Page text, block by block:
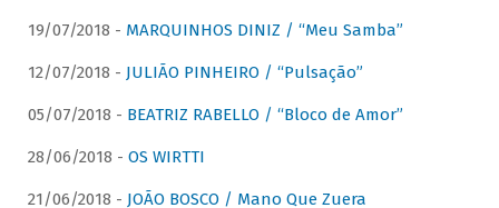
19/07/2018 - MARQUINHOS DINIZ / “Meu Samba”
12/07/2018 - JULIÃO PINHEIRO / “Pulsação”
05/07/2018 - BEATRIZ RABELLO / “Bloco de Amor”
28/06/2018 - OS WIRTTI
21/06/2018 - JOÃO BOSCO / Mano Que Zuera